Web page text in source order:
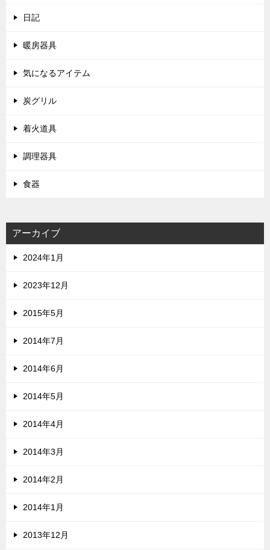
日記
暖房器具
気になるアイテム
炭グリル
着火道具
調理器具
食器
アーカイブ
2024年1月
2023年12月
2015年5月
2014年7月
2014年6月
2014年5月
2014年4月
2014年3月
2014年2月
2014年1月
2013年12月